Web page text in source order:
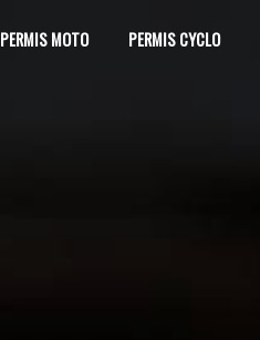
PERMIS MOTO PERMIS CYCLO